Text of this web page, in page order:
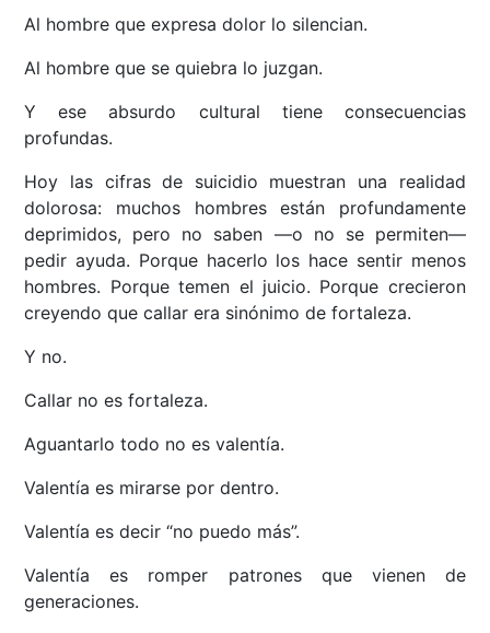
Al hombre que expresa dolor lo silencian.
Al hombre que se quiebra lo juzgan.
Y ese absurdo cultural tiene consecuencias
profundas.
Hoy las cifras de suicidio muestran una realidad
dolorosa: muchos hombres están profundamente
deprimidos, pero no saben —o no se permiten—
pedir ayuda. Porque hacerlo los hace sentir menos
hombres. Porque temen el juicio. Porque crecieron
creyendo que callar era sinónimo de fortaleza.
Y no.
Callar no es fortaleza.
Aguantarlo todo no es valentía.
Valentía es mirarse por dentro.
Valentía es decir “no puedo más”.
Valentía es romper patrones que vienen de
generaciones.